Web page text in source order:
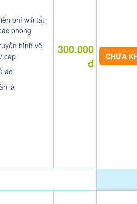
phí wifi tất
phòng
hình vệ
cáp
áo
là
300.000
đ
CHƯA